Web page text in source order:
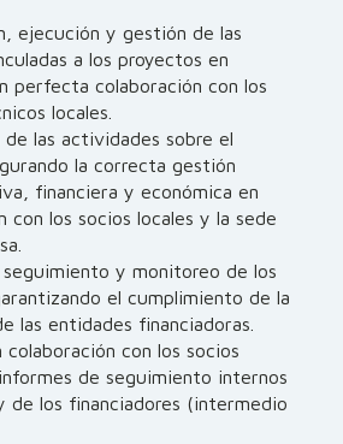
ejecución y gestión de las
a los proyectos en
perfecta colaboración con los
locales.
de las actividades sobre el
la correcta gestión
financiera y económica en
con los socios locales y la sede
y monitoreo de los
el cumplimiento de la
las entidades financiadoras.
colaboración con los socios
de seguimiento internos
de los financiadores (intermedio